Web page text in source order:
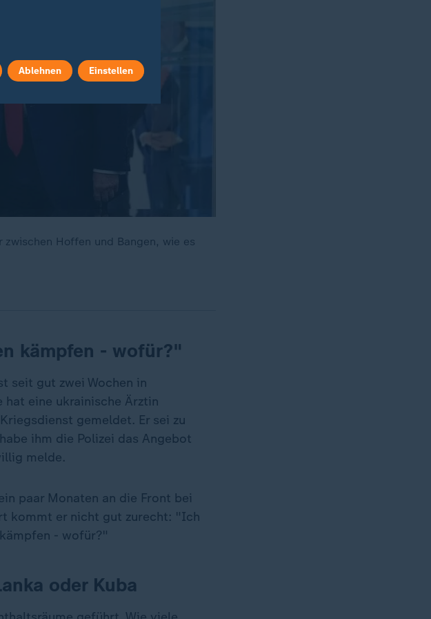
Hoffen und Bangen, wie es
kämpfen - wofür?"
seit gut zwei Wochen in
hat eine ukrainische Ärztin
gemeldet. Er sei zu
ihm die Polizei das Angebot
melde.
paar Monaten an die Front bei
kommt er nicht gut zurecht: "Ich
- wofür?"
oder Kuba
Ablehnen Einstellen